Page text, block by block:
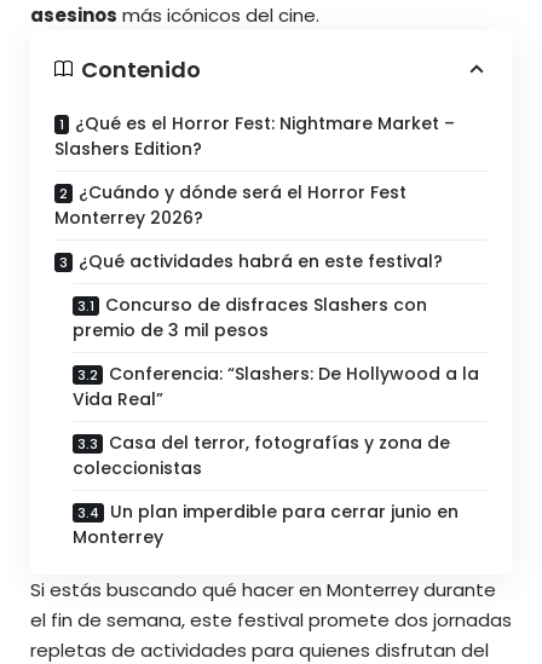
asesinos más icónicos del cine.
Contenido
¿Qué es el Horror Fest: Nightmare Market –
Slashers Edition?
¿Cuándo y dónde será el Horror Fest
Monterrey 2026?
¿Qué actividades habrá en este festival?
Concurso de disfraces Slashers con
premio de 3 mil pesos
Conferencia: “Slashers: De Hollywood a la
Vida Real”
Casa del terror, fotografías y zona de
coleccionistas
Un plan imperdible para cerrar junio en
Monterrey
Si estás buscando qué hacer en Monterrey durante
el fin de semana, este festival promete dos jornadas
repletas de actividades para quienes disfrutan del